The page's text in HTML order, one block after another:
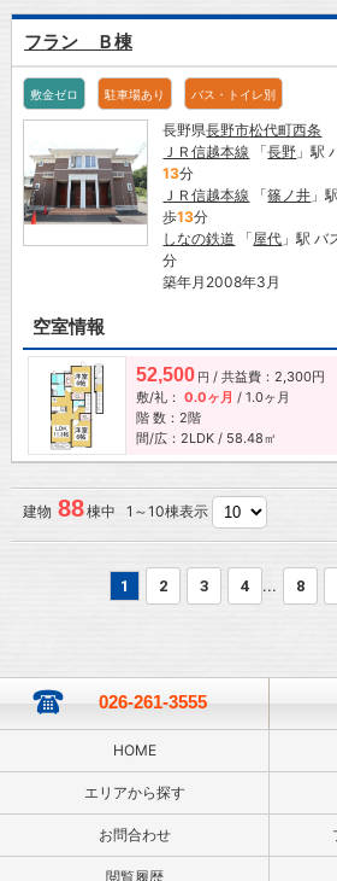
フラン Ｂ棟
敷金ゼロ 駐車場あり バス・トイレ別
長野県長野市松代町西条
ＪＲ信越本線 「長野 」駅
13分
ＪＲ信越本線 「篠ノ井 」
歩13分
しなの鉄道 「屋代 」駅 バ
分
築年月2008年3月
空室情報
52,500 円 / 共益費：2,300円
敷/礼： 0.0ヶ月 / 1.0ヶ月
階 数：2階
間/広：2LDK / 58.48㎡
建物 88棟中 1～10棟表示
1 2 3 4 ... 8
026-261-3555
HOME
エリアから探す
お問合わせ
閲覧履歴